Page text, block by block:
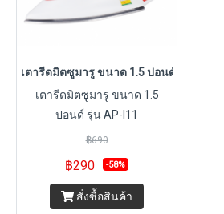
เตารีดมิตซูมารู ขนาด 1.5 ปอนด์ รุ่น AP-I11
เตารีดมิตซูมารู ขนาด 1.5
ปอนด์ รุ่น AP-I11
฿690
฿290 -58%
สั่งซื้อสินค้า